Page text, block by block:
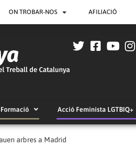
ON TROBAR-NOS AFILIACIÓ
Formació Acció Feminista LGTBIQ+
arbres a Madrid